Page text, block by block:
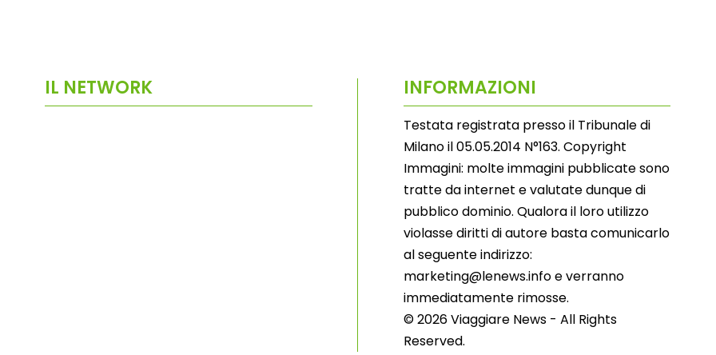
IL NETWORK INFORMAZIONI
Testata registrata presso il Tribunale di
Milano il 05.05.2014 N°163. Copyright
Immagini: molte immagini pubblicate sono
tratte da internet e valutate dunque di
pubblico dominio. Qualora il loro utilizzo
violasse diritti di autore basta comunicarlo
al seguente indirizzo:
marketing@lenews.info e verranno
immediatamente rimosse.
© 2026 Viaggiare News - All Rights
Reserved.